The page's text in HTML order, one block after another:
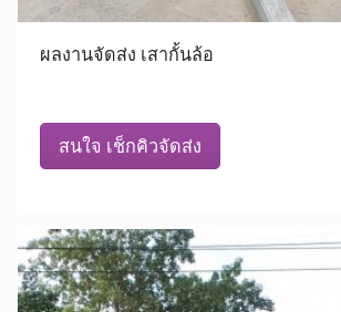
ผลงานจัดส่ง เสากั้นล้อ
สนใจ เช็กคิวจัดส่ง